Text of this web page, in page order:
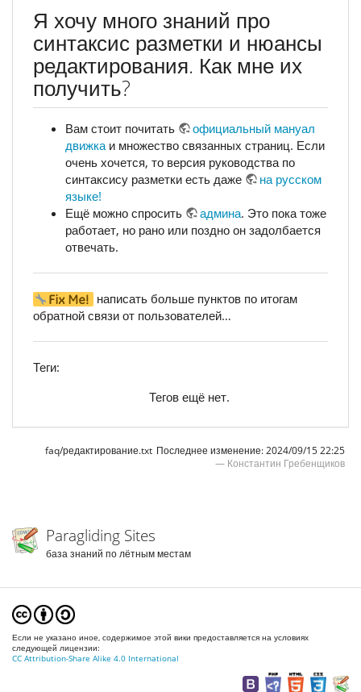
Я хочу много знаний про
синтаксис разметки и нюансы
редактирования. Как мне их
получить?
Вам стоит почитать
официальный мануал
движка и множество связанных страниц. Если
очень хочется, то версия руководства по
синтаксису разметки есть даже
на русском
языке!
Ещё можно спросить
админа. Это пока тоже
работает, но рано или поздно он задолбается
отвечать.
написать больше пунктов по итогам
обратной связи от пользователей…
Теги:
Тегов ещё нет.
faq/редактирование.txt Последнее изменение:2024/09/15 22:25
— Константин Гребенщиков
Paragliding Sites
база знаний по лётным местам
Если не указано иное, содержимое этой вики предоставляется на условиях
следующей лицензии:
CC Attribution-Share Alike 4.0 International